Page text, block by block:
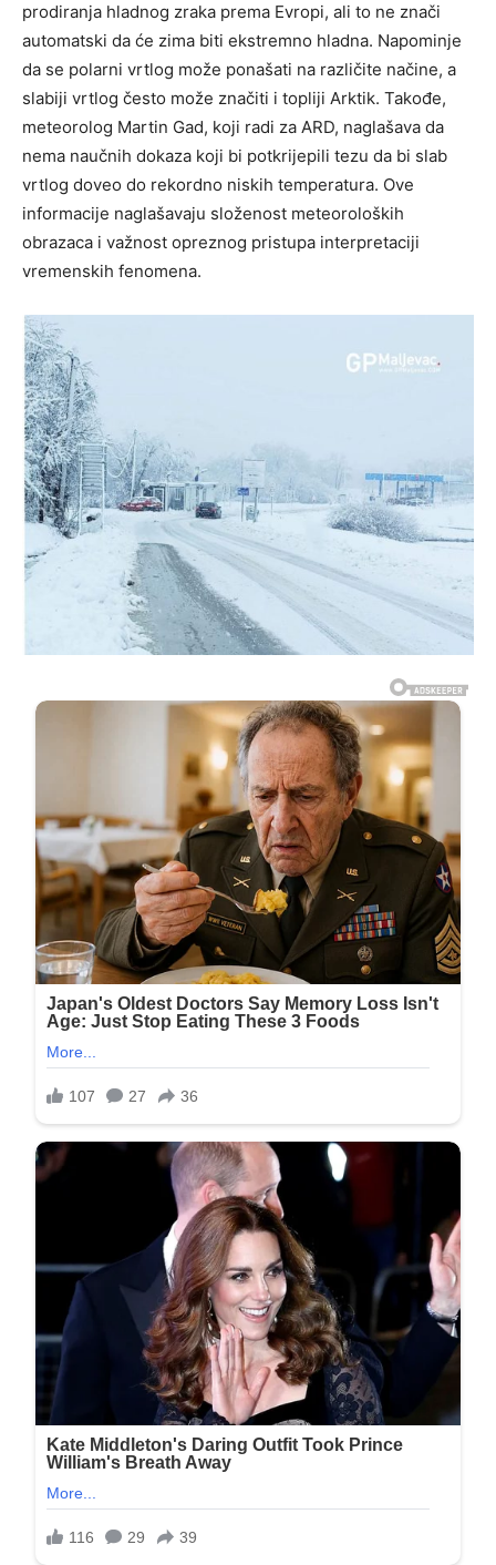
prodiranja hladnog zraka prema Evropi, ali to ne znači
automatski da će zima biti ekstremno hladna. Napominje
da se polarni vrtlog može ponašati na različite načine, a
slabiji vrtlog često može značiti i topliji Arktik. Takođe,
meteorolog Martin Gad, koji radi za ARD, naglašava da
nema naučnih dokaza koji bi potkrijepili tezu da bi slab
vrtlog doveo do rekordno niskih temperatura. Ove
informacije naglašavaju složenost meteoroloških
obrazaca i važnost opreznog pristupa interpretaciji
vremenskih fenomena.